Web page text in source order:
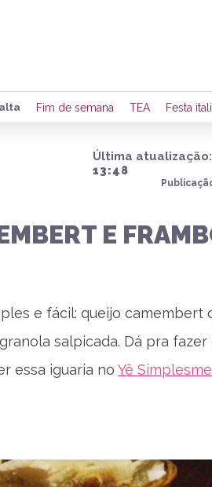
Preencha seus
de eventos e
Fim de semana TEA Festa
Última atualização:
13:48
E
e fácil: queijo camembert
salpicada. Dá pra fazer
essa iguaria no Yê